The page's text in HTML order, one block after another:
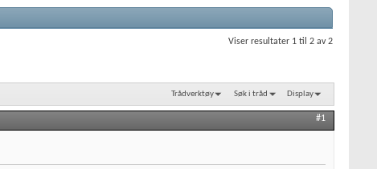
Viser resultater 1 til 2 av 2
Trådverktøy Søk i tråd Display
#1